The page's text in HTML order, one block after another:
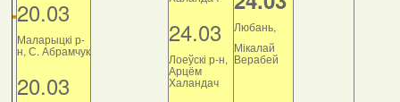
20.03
Маларыцкі р-
н, С. Абрамчук
20.03
24.03
Лоеўскі р-н,
Арцём
Халандач
Любань,
Мікалай
Верабей